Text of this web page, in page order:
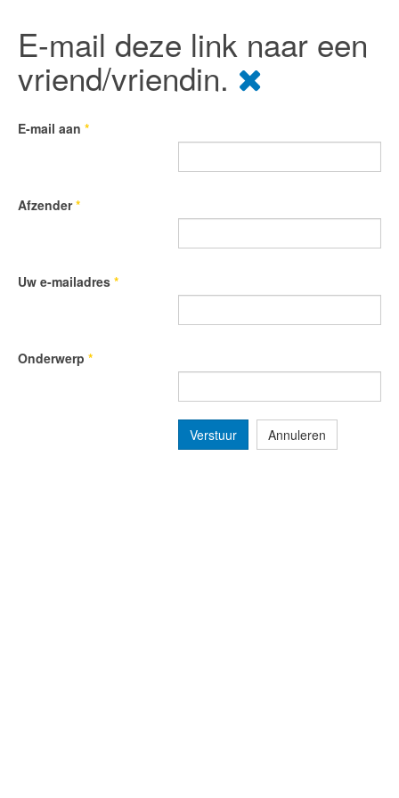
E-mail deze link naar een
vriend/vriendin.
E-mail aan *
Afzender*
Uw e-mailadres *
Onderwerp *
Verstuur Annuleren